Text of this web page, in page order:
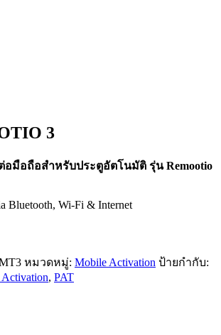
3
มือถือสำหรับประตูอัตโนมัติ รุ่น Remootio
Bluetooth, Wi-Fi & Internet
หมวดหมู่: Mobile Activation ป้ายกำกับ:
, PAT